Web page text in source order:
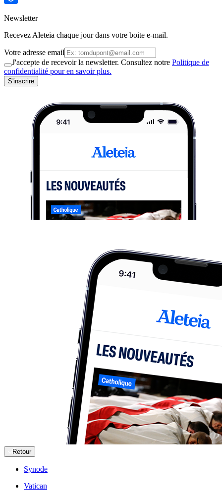
Newsletter
Recevez Aleteia chaque jour dans votre boite e-mail.
Votre adresse email
J'accepte de recevoir la newsletter. Consultez notre Politique de
confidentialité pour en savoir plus.
S'inscrire
Retour
Synode
Vatican